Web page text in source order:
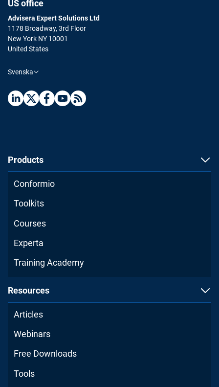
US office
Advisera Expert Solutions Ltd
1178 Broadway, 3rd Floor
New York NY 10001
United States
Svenska
Products
Conformio
Toolkits
Courses
Experta
Training Academy
Resources
Articles
Webinars
Free Downloads
Tools